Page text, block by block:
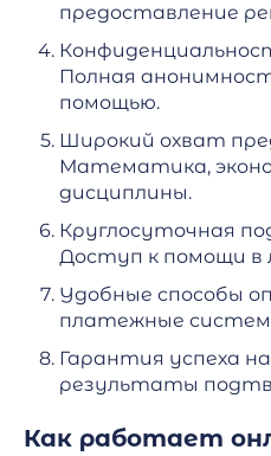
предоставление
Полная
помощью.
Широкий охват
Математика,
дисциплины.
Круглосуточная
Доступ к помощи в
Удобные способы
платежные
Гарантия успеха
результаты
Как работает